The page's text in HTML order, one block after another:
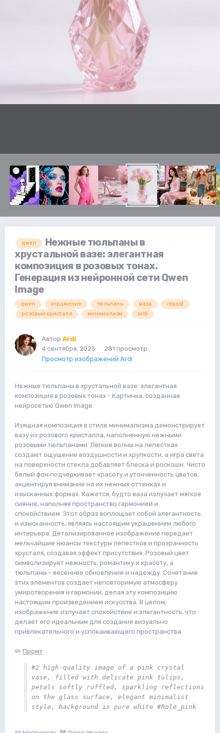
qwen
Нежные тюльпаны в
хрустальной вазе: элегантная
композиция в розовых тонах.
Генерация из нейронной сети Qwen
Image
qwen отражение тюльпаны ваза
repost
розовый кристалл
минимализм ardi
Автор Ardi
4 сентября, 2025
281 просмотр
Просмотр изображений Ardi
Нежные тюльпаны в хрустальной вазе: элегантная
композиция в розовых тонах - Картинка, созданная
нейросетью Qwen Image
Изящная композиция в стиле минимализма демонстрирует
вазу из розового кристалла, наполненную нежными
розовыми тюльпанами. Легкие волны на лепестках
создают ощущение воздушности и хрупкости, а игра света
на поверхности стекла добавляет блеска и роскоши. Чисто
белый фон подчеркивает красоту и утонченность цветов,
акцентируя внимание на их нежных оттенках и
изысканных формах. Кажется, будто ваза излучает мягкое
сияние, наполняя пространство гармонией и
спокойствием. Этот образ воплощает собой элегантность
и изысканность, являясь настоящим украшением любого
интерьера. Детализированное изображение передает
мельчайшие нюансы текстуры лепестков и прозрачность
хрусталя, создавая эффект присутствия. Розовый цвет
символизирует нежность, романтику и красоту, а
тюльпаны – весеннее обновление и надежду. Сочетание
этих элементов создает неповторимую атмосферу
умиротворения и гармонии, делая эту композицию
настоящим произведением искусства. В целом,
изображение излучает спокойствие и элегантность, что
делает его идеальным для создания визуально
привлекательного и успокаивающего пространства
✏️ Промт:
#2 high-quality image of a pink crystal
vase, filled with delicate pink tulips,
petals softly ruffled, sparkling reflections
on the glass surface, elegant minimalist
style, background is pure white #Role_pink